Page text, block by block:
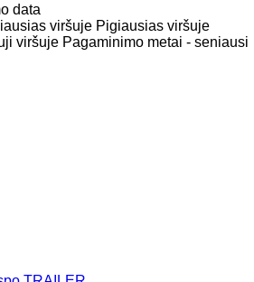
data
viršuje Pigiausias viršuje
viršuje Pagaminimo metai - seniausi